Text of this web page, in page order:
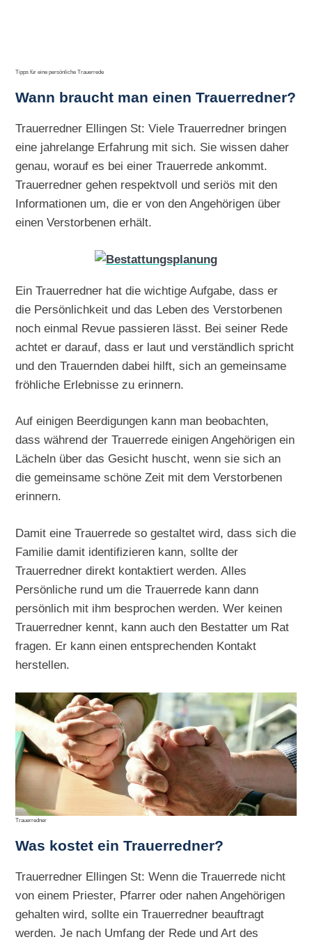
Tipps für eine persönliche Trauerrede
Wann braucht man einen Trauerredner?
Trauerredner Ellingen St: Viele Trauerredner bringen
eine jahrelange Erfahrung mit sich. Sie wissen daher
genau, worauf es bei einer Trauerrede ankommt.
Trauerredner gehen respektvoll und seriös mit den
Informationen um, die er von den Angehörigen über
einen Verstorbenen erhält.
Ein Trauerredner hat die wichtige Aufgabe, dass er
die Persönlichkeit und das Leben des Verstorbenen
noch einmal Revue passieren lässt. Bei seiner Rede
achtet er darauf, dass er laut und verständlich spricht
und den Trauernden dabei hilft, sich an gemeinsame
fröhliche Erlebnisse zu erinnern.
Auf einigen Beerdigungen kann man beobachten,
dass während der Trauerrede einigen Angehörigen ein
Lächeln über das Gesicht huscht, wenn sie sich an
die gemeinsame schöne Zeit mit dem Verstorbenen
erinnern.
Damit eine Trauerrede so gestaltet wird, dass sich die
Familie damit identifizieren kann, sollte der
Trauerredner direkt kontaktiert werden. Alles
Persönliche rund um die Trauerrede kann dann
persönlich mit ihm besprochen werden. Wer keinen
Trauerredner kennt, kann auch den Bestatter um Rat
fragen. Er kann einen entsprechenden Kontakt
herstellen.
Trauerredner
Was kostet ein Trauerredner?
Trauerredner Ellingen St: Wenn die Trauerrede nicht
von einem Priester, Pfarrer oder nahen Angehörigen
gehalten wird, sollte ein Trauerredner beauftragt
werden. Je nach Umfang der Rede und Art des